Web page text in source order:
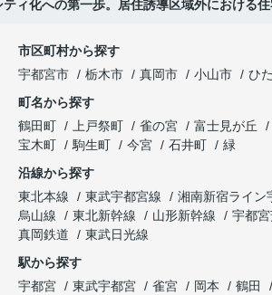
ィ化への第一歩。居住誘導区域外における住
市区町村から探す
宇都宮市
栃木市 真岡市 小山市 ひ
町名から探す
鶴田町
上戸祭町 雀の宮 富士見が丘
宝木町
駒生町 今宮 石井町
緑
沿線から探す
東北本線
東武宇都宮線 湘南新宿ライン
烏山線
東北新幹線 山形新幹線
宇都
真岡鉄道
東武日光線
駅から探す
宇都宮
東武宇都宮 雀宮 岡本 鶴田